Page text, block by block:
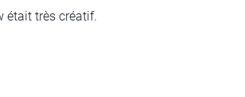
était très créatif.